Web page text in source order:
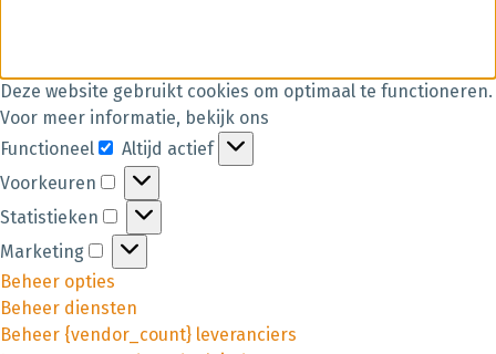
Deze website gebruikt cookies om optimaal te functioneren.
Voor meer informatie, bekijk ons
Functioneel
Altijd actief
Voorkeuren
Statistieken
Marketing
Beheer opties
Beheer diensten
Beheer {vendor_count} leveranciers